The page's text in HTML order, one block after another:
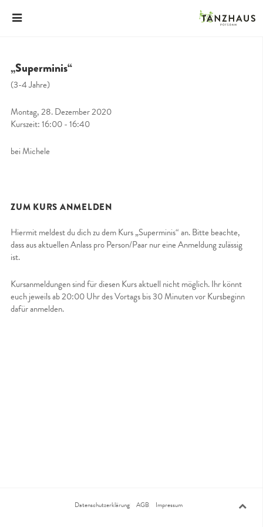
„Superminis“
(3-4 Jahre)
Montag, 28. Dezember 2020
Kurszeit: 16:00 - 16:40
bei Michele
ZUM KURS ANMELDEN
Hiermit meldest du dich zu dem Kurs „Superminis“ an. Bitte beachte,
dass aus aktuellen Anlass pro Person/Paar nur eine Anmeldung zulässig
ist.
Kursanmeldungen sind für diesen Kurs aktuell nicht möglich. Ihr könnt
euch jeweils ab 20:00 Uhr des Vortags bis 30 Minuten vor Kursbeginn
dafür anmelden.
Datenschutzerklärung AGB Impressum